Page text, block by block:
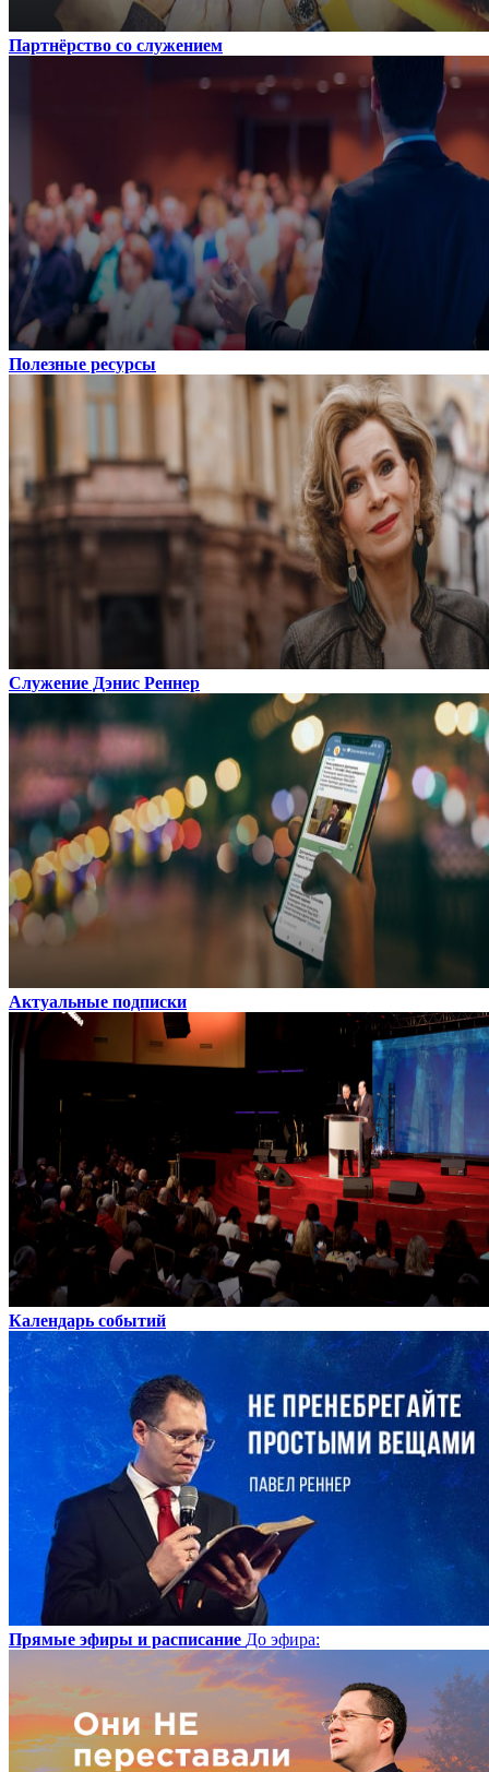
Партнёрство со служением
Полезные ресурсы
Служение Дэнис Реннер
Актуальные подписки
Календарь событий
Прямые эфиры и расписание До эфира: